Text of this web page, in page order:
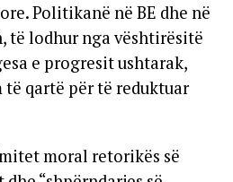
Politikanë në BE dhe në
të lodhur nga vështirësitë
e progresit ushtarak,
qartë për të reduktuar
moral retorikës së